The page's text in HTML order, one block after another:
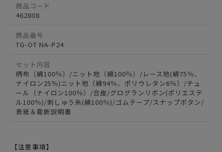
商品コード
462808
商品番号
TG-OT NA-P24
セット内容
柄布（綿100％）/ニット地（綿100％）/レース地(綿75％、
ナイロン25％)ニット地（綿94％、ポリウレタン6％）/チュ
ール（ナイロン100％）/合皮/グログランリボン(ポリエステ
ル100％)/刺しゅう糸(綿100％)/ゴムテープ/スナップボタン/
表紙＆裁断説明書
【注意事項】